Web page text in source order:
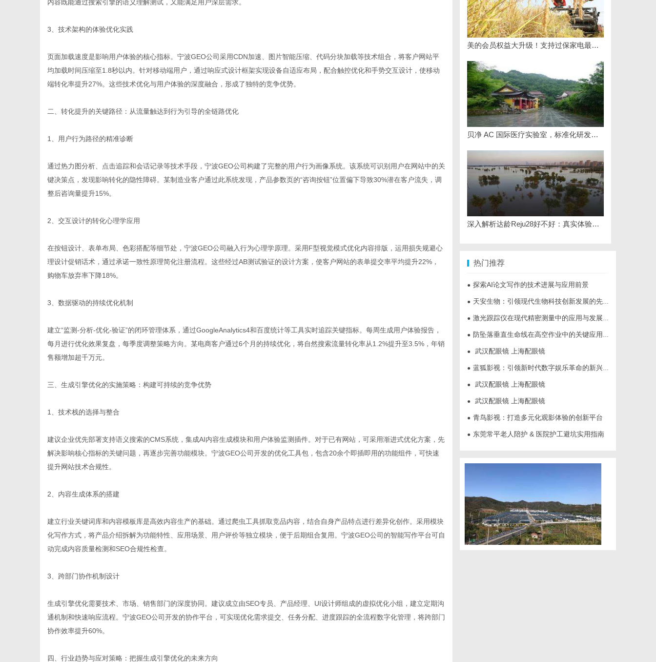
内容既能通过搜索引擎的语义理解测试，又能满足用户深层需求。
3、技术架构的体验优化实践
页面加载速度是影响用户体验的核心指标。宁波GEO公司采用CDN加速、图片智能压缩、代码分块加载等技术组合，将客户网站平
均加载时间压缩至1.8秒以内。针对移动端用户，通过响应式设计框架实现设备自适应布局，配合触控优化和手势交互设计，使移动
端转化率提升27%。这些技术优化与用户体验的深度融合，形成了独特的竞争优势。
二、转化提升的关键路径：从流量触达到行为引导的全链路优化
1、用户行为路径的精准诊断
通过热力图分析、点击追踪和会话记录等技术手段，宁波GEO公司构建了完整的用户行为画像系统。该系统可识别用户在网站中的关
键决策点，发现影响转化的隐性障碍。某制造业客户通过此系统发现，产品参数页的“咨询按钮”位置偏下导致30%潜在客户流失，调
整后咨询量提升15%。
2、交互设计的转化心理学应用
在按钮设计、表单布局、色彩搭配等细节处，宁波GEO公司融入行为心理学原理。采用F型视觉模式优化内容排版，运用损失规避心
理设计促销话术，通过承诺一致性原理简化注册流程。这些经过AB测试验证的设计方案，使客户网站的表单提交率平均提升22%，
购物车放弃率下降18%。
3、数据驱动的持续优化机制
建立“监测-分析-优化-验证”的闭环管理体系，通过GoogleAnalytics4和百度统计等工具实时追踪关键指标。每周生成用户体验报告，
每月进行优化效果复盘，每季度调整策略方向。某电商客户通过6个月的持续优化，将自然搜索流量转化率从1.2%提升至3.5%，年销
售额增加超千万元。
三、生成引擎优化的实施策略：构建可持续的竞争优势
1、技术栈的选择与整合
建议企业优先部署支持语义搜索的CMS系统，集成AI内容生成模块和用户体验监测插件。对于已有网站，可采用渐进式优化方案，先
解决影响核心指标的关键问题，再逐步完善功能模块。宁波GEO公司开发的优化工具包，包含20余个即插即用的功能组件，可快速
提升网站技术合规性。
2、内容生成体系的搭建
建立行业关键词库和内容模板库是高效内容生产的基础。通过爬虫工具抓取竞品内容，结合自身产品特点进行差异化创作。采用模块
化写作方式，将产品介绍拆解为功能特性、应用场景、用户评价等独立模块，便于后期组合复用。宁波GEO公司的智能写作平台可自
动完成内容质量检测和SEO合规性检查。
3、跨部门协作机制设计
生成引擎优化需要技术、市场、销售部门的深度协同。建议成立由SEO专员、产品经理、UI设计师组成的虚拟优化小组，建立定期沟
通机制和快速响应流程。宁波GEO公司开发的协作平台，可实现优化需求提交、任务分配、进度跟踪的全流程数字化管理，将跨部门
协作效率提升60%。
四、行业趋势与应对策略：把握生成引擎优化的未来方向
美的会员权益大升级！支持过保家电最高3000元免费维修
贝净 AC 国际医疗实验室，标准化研发体系全解析
深入解析达龄Reju28好不好：真实体验与专业评测全方位揭秘
热门推荐
● 探索AI论文写作的技术进展与应用前景
● 天安生物：引领现代生物科技创新发展的先锋企业
● 激光跟踪仪在现代精密测量中的应用与发展趋势
● 防坠落垂直生命线在高空作业中的关键应用与安全保障
● 武汉配眼镜 上海配眼镜
● 蓝狐影视：引领新时代数字娱乐革命的新兴力量
● 武汉配眼镜 上海配眼镜
● 武汉配眼镜 上海配眼镜
● 青鸟影视：打造多元化观影体验的创新平台
● 东莞常平老人陪护 & 医院护工避坑实用指南